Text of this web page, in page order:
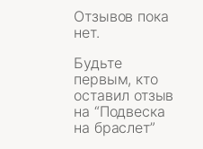
Отзывов пока
нет.
Будьте
первым, кто
оставил отзыв
на “Подвеска
на браслет”